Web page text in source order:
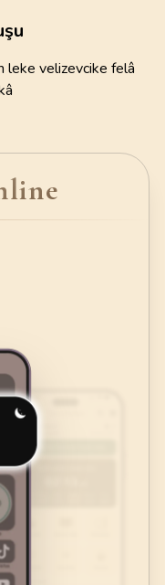
leke velizevcike felâ